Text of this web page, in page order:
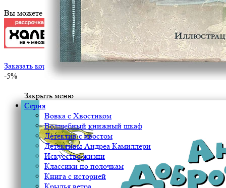
Закрыть меню
Серия
Вовка с Хвостиком
Волшебный книжный шкаф
Детектив с хвостом
Детективы Андреа Камиллери
Искусство жизни
Классики по полочкам
Книга с историей
Вы можете оплатить эту книгу картой
Заказать корпоративный тираж
-5%